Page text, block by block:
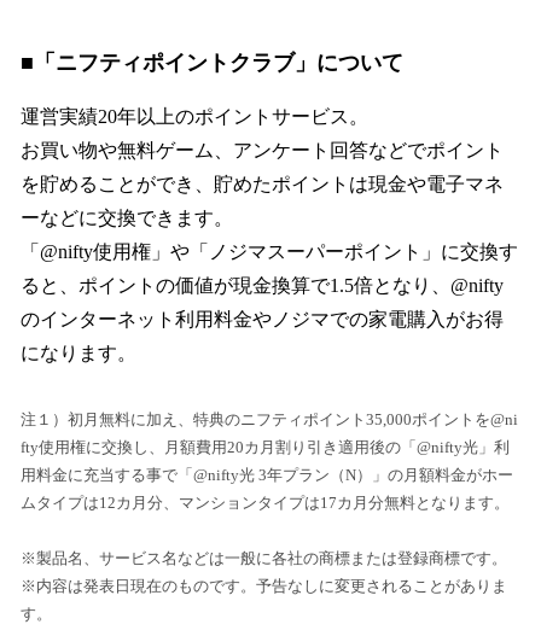
■「ニフティポイントクラブ」について
運営実績20年以上のポイントサービス。
お買い物や無料ゲーム、アンケート回答などでポイント
を貯めることができ、貯めたポイントは現金や電子マネ
ーなどに交換できます。
「@nifty使用権」や「ノジマスーパーポイント」に交換す
ると、ポイントの価値が現金換算で1.5倍となり、@nifty
のインターネット利用料金やノジマでの家電購入がお得
になります。
注１）初月無料に加え、特典のニフティポイント35,000ポイントを@ni
fty使用権に交換し、月額費用20カ月割り引き適用後の「@nifty光」利
用料金に充当する事で「@nifty光 3年プラン（N）」の月額料金がホー
ムタイプは12カ月分、マンションタイプは17カ月分無料となります。
※製品名、サービス名などは一般に各社の商標または登録商標です。
※内容は発表日現在のものです。予告なしに変更されることがありま
す。